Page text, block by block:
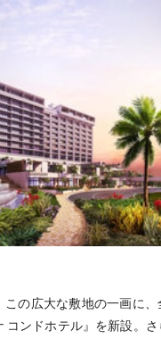
この広大な敷地の一画に
コンドホテル』を新設。